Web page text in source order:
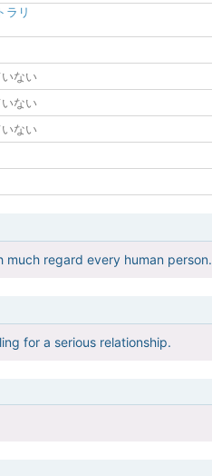
ラリ
ない
ない
ない
much regard every human person.
for a serious relationship.